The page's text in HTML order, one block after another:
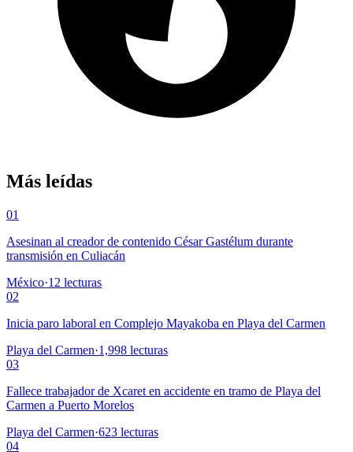
Más leídas
01
Asesinan al creador de contenido César Gastélum durante
transmisión en Culiacán
México·12 lecturas
02
Inicia paro laboral en Complejo Mayakoba en Playa del Carmen
Playa del Carmen·1,998 lecturas
03
Fallece trabajador de Xcaret en accidente en tramo de Playa del
Carmen a Puerto Morelos
Playa del Carmen·623 lecturas
04